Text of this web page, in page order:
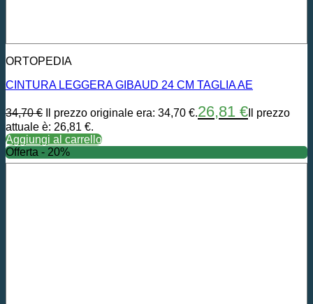
ORTOPEDIA
CINTURA LEGGERA GIBAUD 24 CM TAGLIA AE
34,70€ Il prezzo originale era: 34,70 €.26,81 € Il prezzo
attuale è: 26,81 €.
Aggiungi al carrello
Offerta - 20%